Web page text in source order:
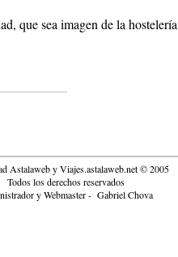
que sea imagen de la
Astalaweb y Viajes.astalaweb.net © 2005
Todos los derechos reservados
y Webmaster - Gabriel Chova